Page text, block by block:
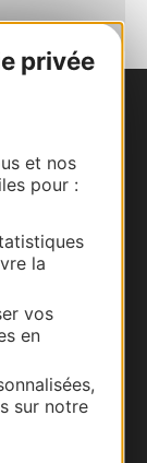
privée
et nos
pour :
la
vos
en
sur notre